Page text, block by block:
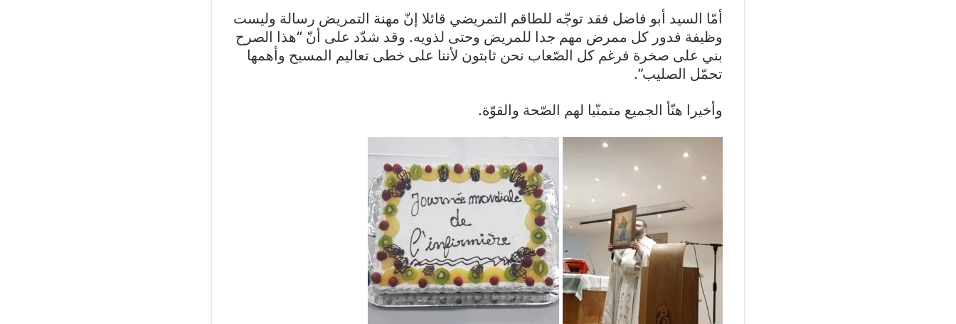
أمّا السيد أبو فاضل فقد توجّه للطاقم التمريضي قائلا إنّ مهنة التمريض رسالة وليست
وظيفة فدور كل ممرض مهم جدا للمريض وحتى لذويه. وقد شدّد على أنّ “هذا الصرح
بني على صخرة فرغم كل الصّعاب نحن ثابتون لأننا على خطى تعاليم المسيح وأهمها
تحمّل الصليب”.
وأخيرا هنّأ الجميع متمنّيا لهم الصّحة والقوّة.